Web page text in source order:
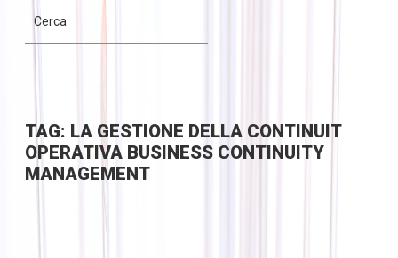
TAG: LA GESTIONE DELLA CONTINUIT
OPERATIVA BUSINESS CONTINUITY
MANAGEMENT